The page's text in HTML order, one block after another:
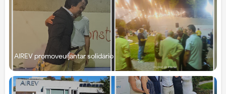
AIREV promoveu jantar solidário